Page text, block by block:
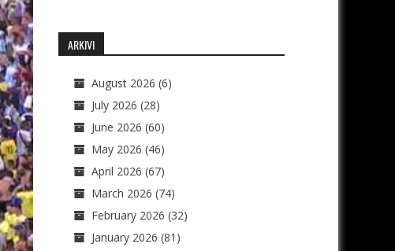
ARKIVI
August 2026 (6)
July 2026 (28)
June 2026 (60)
May 2026 (46)
April 2026 (67)
March 2026 (74)
February 2026 (32)
January 2026 (81)